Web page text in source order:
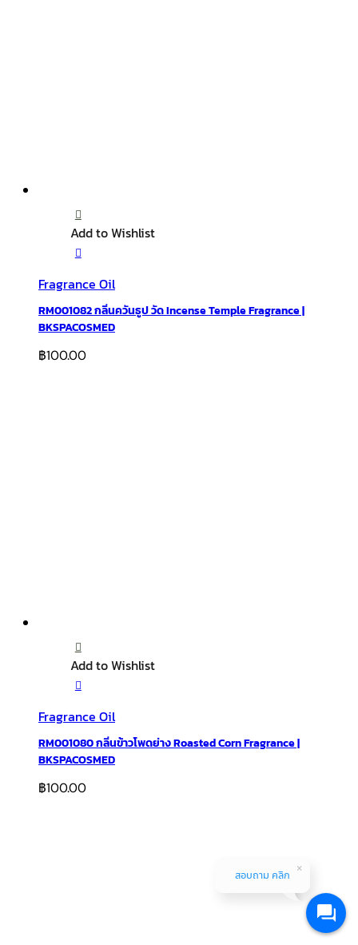
Add to Wishlist
Fragrance Oil
RM001082 กลิ่นควันธูป วัด Incense Temple Fragrance |
BKSPACOSMED
฿100.00
Add to Wishlist
Fragrance Oil
RM001080 กลิ่นข้าวโพดย่าง Roasted Corn Fragrance |
BKSPACOSMED
฿100.00
สอบถาม คลิก